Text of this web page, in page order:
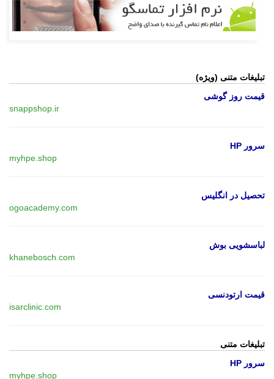
تبلیغات متنی (ویژه)
قیمت روز گوشی
snappshop.ir
سرور HP
myhpe.shop
تحصیل در انگلیس
ogoacademy.com
لباسشویی بوش
khanebosch.com
قیمت ارتودنسی
isarclinic.com
تبلیغات متنی
سرور HP
myhpe.shop